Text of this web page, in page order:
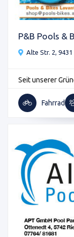
P&B Pools &
Alte Str. 2,
Seit unserer
Fahrrad